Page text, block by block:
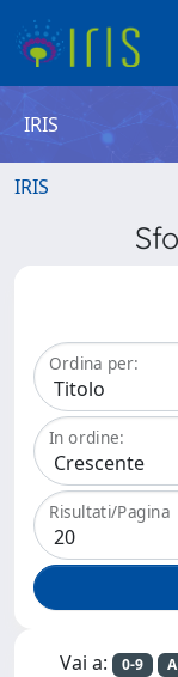
IRIS
IRIS
Ordina per:
In ordine:
Risultati/Pagina
Vai a: 0-9 A